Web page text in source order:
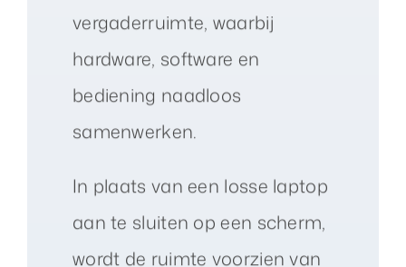
vergaderruimte, waarbij
hardware, software en
bediening naadloos
samenwerken.
In plaats van een losse laptop
aan te sluiten op een scherm,
wordt de ruimte voorzien van